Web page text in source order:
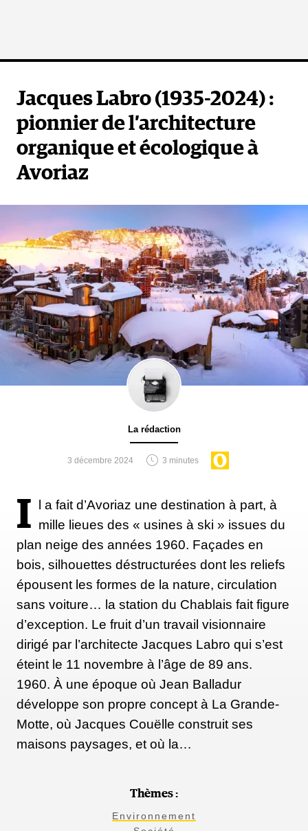
Jacques Labro (1935-2024) :
pionnier de l’architecture
organique et écologique à
Avoriaz
La rédaction
3 décembre 2024 3 minutes
I l a fait d’Avoriaz une destination à part, à
mille lieues des « usines à ski » issues du
plan neige des années 1960. Façades en
bois, silhouettes déstructurées dont les reliefs
épousent les formes de la nature, circulation
sans voiture… la station du Chablais fait figure
d’exception. Le fruit d’un travail visionnaire
dirigé par l’architecte Jacques Labro qui s’est
éteint le 11 novembre à l’âge de 89 ans.
1960. À une époque où Jean Balladur
développe son propre concept à La Grande-
Motte, où Jacques Couëlle construit ses
maisons paysages, et où la…
Thèmes :
Environnement